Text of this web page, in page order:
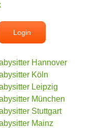
Login
Hannover
Köln
Leipzig
München
Stuttgart
Mainz